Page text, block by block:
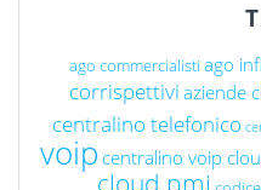
ago commercialisti ago
corrispettivi aziende
centralino telefonico
voip centralino voip